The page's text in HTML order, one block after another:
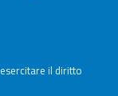
il diritto